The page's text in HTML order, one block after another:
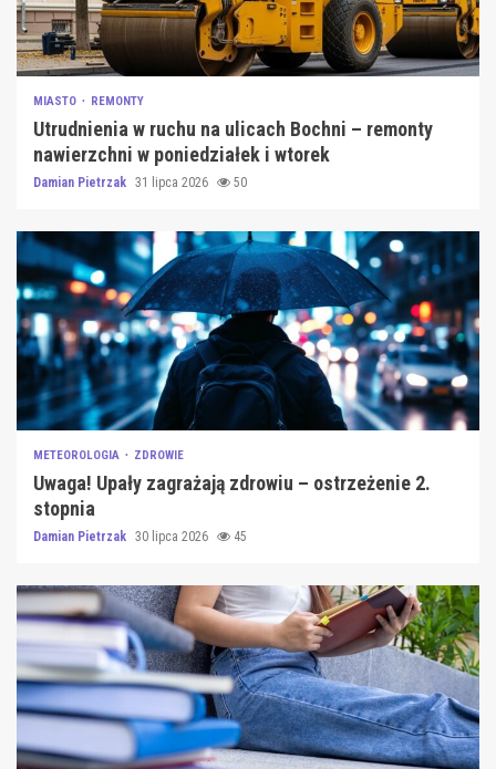
MIASTO REMONTY
Utrudnienia w ruchu na ulicach Bochni – remonty
nawierzchni w poniedziałek i wtorek
Damian Pietrzak 31 lipca 2026 50
METEOROLOGIA ZDROWIE
Uwaga! Upały zagrażają zdrowiu – ostrzeżenie 2.
stopnia
Damian Pietrzak 30 lipca 2026 45